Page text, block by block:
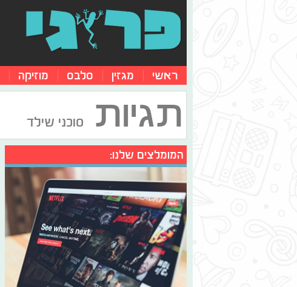
ראשי מגזין סלבס מוזיקה
תגיות סוכני שילד
המומלצים שלנו: